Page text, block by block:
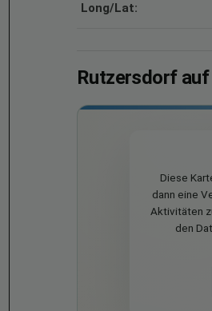
Long/Lat:
Rutzersdorf
Diese
dann eine
Aktivitäten
den